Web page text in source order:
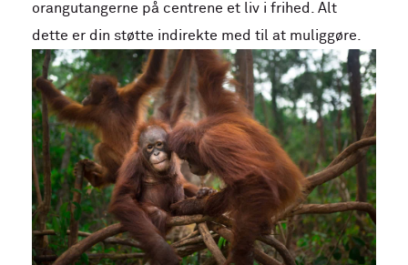
orangutangerne på centrene et liv i frihed. Alt
dette er din støtte indirekte med til at muliggøre.